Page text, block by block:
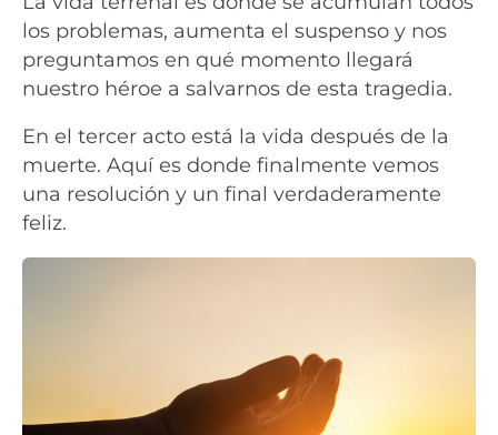
los problemas, aumenta el suspenso y nos
preguntamos en qué momento llegará
nuestro héroe a salvarnos de esta tragedia.
En el tercer acto está la vida después de la
muerte. Aquí es donde finalmente vemos
una resolución y un final verdaderamente
feliz.